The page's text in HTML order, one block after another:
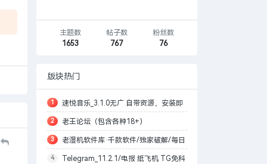
主题数
1653
帖子数
767
粉丝数
76
版块热门
1 速悦音乐_3.1.0无广 自带资源，安装即
可
2 老王论坛（包含各种18+）
3 老湿机软件库·千款软件/独家破解/每日
更新
4 Telegram_11.2.1/电报 纸飞机 TG免科